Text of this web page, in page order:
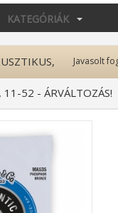
KATEGÓRIÁK
Javasolt
11-52 - ÁRVÁLTOZÁS!